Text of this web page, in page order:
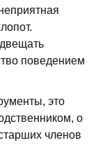
поведением
это
о
членов